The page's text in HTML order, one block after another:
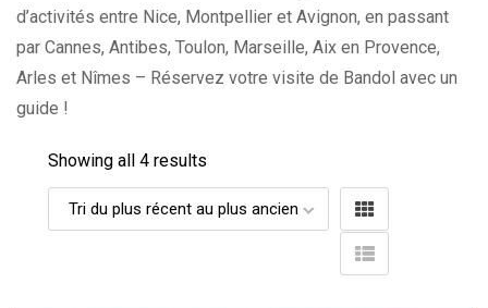
d’activités entre Nice, Montpellier et Avignon, en passant
par Cannes, Antibes, Toulon, Marseille, Aix en Provence,
Arles et Nîmes – Réservez votre visite de Bandol avec un
guide !
Showing all 4 results